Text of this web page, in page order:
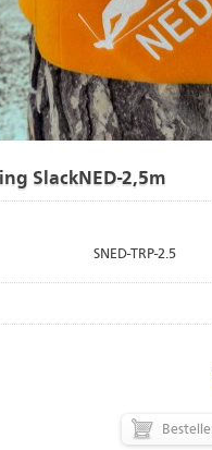
SlackNED-2,5m
SNED-TRP-2.5